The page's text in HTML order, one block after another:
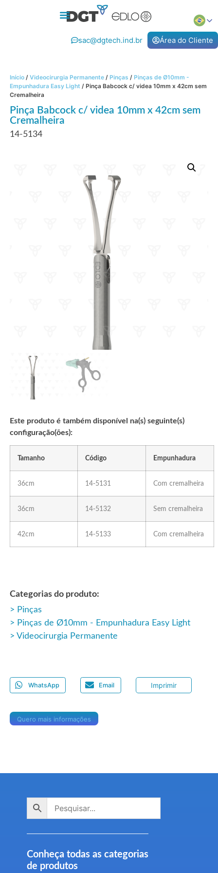
sac@dgtech.ind.br Área do Cliente
Início / Videocirurgia Permanente / Pinças / Pinças de Ø10mm -
Empunhadura Easy Light / Pinça Babcock c/ videa 10mm x 42cm sem
Cremalheira
Pinça Babcock c/ videa 10mm x 42cm sem
Cremalheira
14-5134
Este produto é também disponível na(s) seguinte(s)
configuração(ões):
Tamanho Código Empunhadura
36cm 14-5131 Com cremalheira
36cm 14-5132 Sem cremalheira
42cm 14-5133 Com cremalheira
Categorias do produto:
Pinças
Pinças de Ø10mm - Empunhadura Easy Light
Videocirurgia Permanente
WhatsApp Email Imprimir
Quero mais informações
Conheça todas as categorias
de produtos